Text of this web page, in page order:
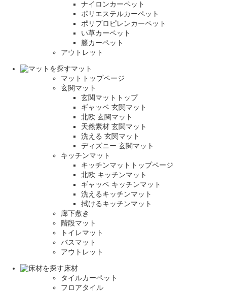
ナイロンカーペット
ポリエステルカーペット
ポリプロピレンカーペット
い草カーペット
籐カーペット
アウトレット
マット
マットトップページ
玄関マット
玄関マットトップ
ギャッベ 玄関マット
北欧 玄関マット
天然素材 玄関マット
洗える 玄関マット
ディズニー 玄関マット
キッチンマット
キッチンマットトップページ
北欧 キッチンマット
ギャッベ キッチンマット
洗えるキッチンマット
拭けるキッチンマット
廊下敷き
階段マット
トイレマット
バスマット
アウトレット
床材
タイルカーペット
フロアタイル